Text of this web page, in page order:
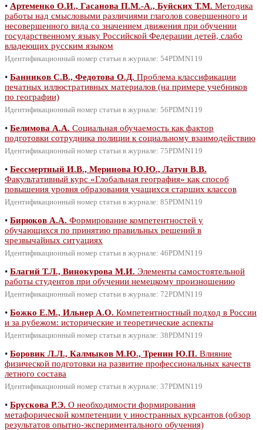
• Артеменко О.И., Гасанова П.М.-А., Буйских Т.М. Методика
работы над смысловыми различиями глаголов совершенного и
несовершенного вида со значением движения при обучении
государственному языку Российской Федерации детей, слабо
владеющих русским языком
Идентификационный номер статьи в журнале: 54PDMN119
• Банников С.В., Федотова О.Д. Проблема классификации
печатных иллюстративных материалов (на примере учебников
по географии)
Идентификационный номер статьи в журнале: 56PDMN119
• Белимова А.А. Социальная обучаемость как фактор
подготовки сотрудника полиции к социальному взаимодействию
Идентификационный номер статьи в журнале: 75PDMN119
• Бессмертный И.В., Меринова Ю.Ю., Латун В.В.
Факультативный курс «Глобальная география» как способ
повышения уровня образования учащихся старших классов
Идентификационный номер статьи в журнале: 85PDMN119
• Бирюков А.А. Формирование компетентностей у
обучающихся по принятию правильных решений в
чрезвычайных ситуациях
Идентификационный номер статьи в журнале: 46PDMN119
• Благий Т.Л., Винокурова М.И. Элементы самостоятельной
работы студентов при обучении немецкому произношению
Идентификационный номер статьи в журнале: 72PDMN119
• Божко Е.М., Ильнер А.О. Компетентностный подход в России
и за рубежом: исторические и теоретические аспекты
Идентификационный номер статьи в журнале: 38PDMN119
• Боровик Л.Л., Калмыков М.Ю., Тренин Ю.П. Влияние
физической подготовки на развитие профессиональных качеств
летного состава
Идентификационный номер статьи в журнале: 37PDMN119
• Брускова Р.Э. О необходимости формирования
метафорической компетенции у иностранных курсантов (обзор
результатов опытно-экспериментального обучения)